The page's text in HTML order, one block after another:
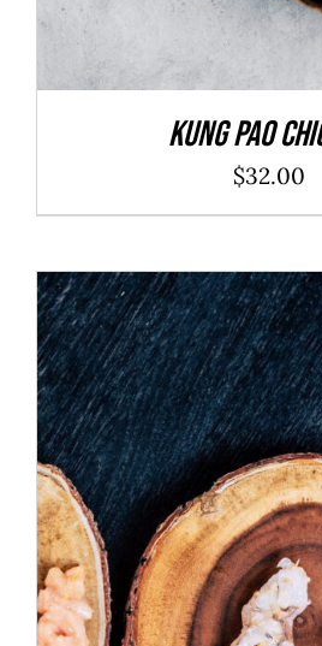
Kung Pao
$32.00
ADD TO CART /